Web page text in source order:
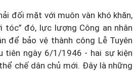
đối mặt với muôn vàn khó khăn,
đó, lực lượng Công an nhân
để bảo vệ thành công Lễ Tuyên
tiên ngày 6/1/1946 - hai sự kiện
chế dân chủ mới. Đây là những